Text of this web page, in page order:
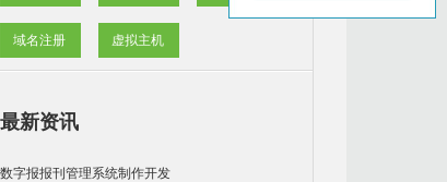
域名注册 虚拟主机
最新资讯
数字报报刊管理系统制作开发